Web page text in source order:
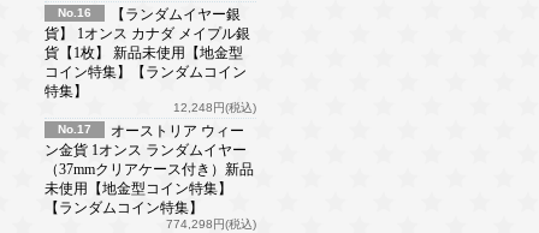
No.16
【ランダムイヤー銀
貨】 1オンス カナダ メイプル銀
貨【1枚】 新品未使用【地金型
コイン特集】【ランダムコイン
特集】
12,248円(税込)
No.17
オーストリア ウィー
ン金貨 1オンス ランダムイヤー
（37mmクリアケース付き）新品
未使用【地金型コイン特集】
【ランダムコイン特集】
774,298円(税込)